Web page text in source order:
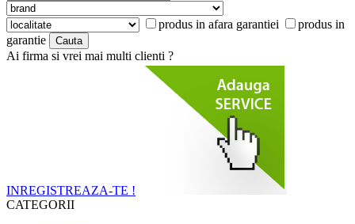
produs in afara garantiei
produs in
garantie
Ai firma si vrei mai multi clienti ?
INREGISTREAZA-TE !
CATEGORII